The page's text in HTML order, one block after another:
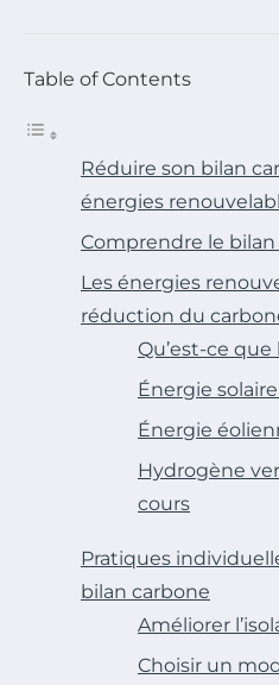
Table of Contents
Réduire son bilan
énergies
Comprendre le
Les énergies
réduction du
Qu’est-ce que
Énergie
Énergie
Hydrogène
cours
Pratiques
bilan carbone
Améliorer
Choisir un